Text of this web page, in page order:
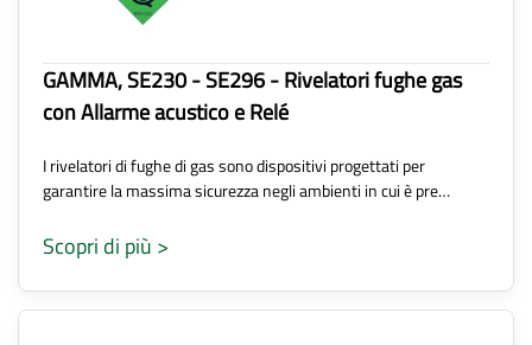
GAMMA, SE230 - SE296 - Rivelatori fughe gas
con Allarme acustico e Relé
I rivelatori di fughe di gas sono dispositivi progettati per
garantire la massima sicurezza negli ambienti in cui è pre…
Scopri di più >